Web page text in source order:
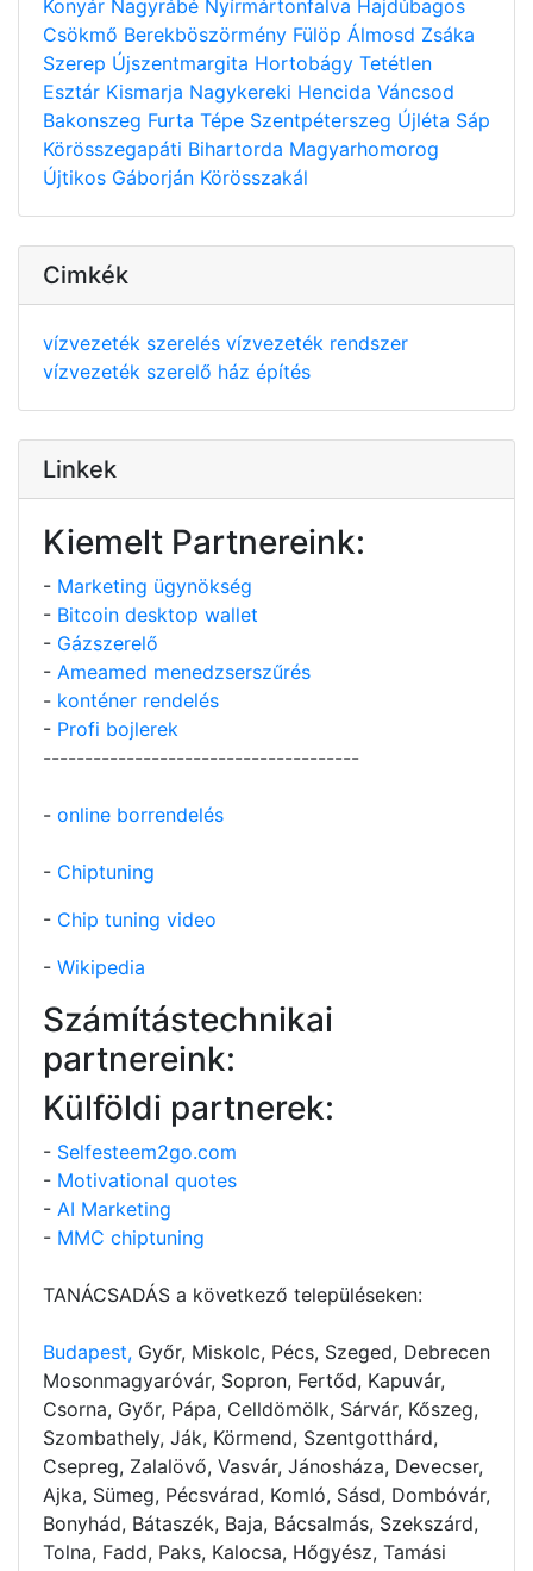
Konyár Nagyrábé Nyírmártonfalva Hajdúbagos
Csökmő Berekböszörmény Fülöp Álmosd Zsáka
Szerep Újszentmargita Hortobágy Tetétlen
Esztár Kismarja Nagykereki Hencida Váncsod
Bakonszeg Furta Tépe Szentpéterszeg Újléta Sáp
Körösszegapáti Bihartorda Magyarhomorog
Újtikos Gáborján Körösszakál
Cimkék
vízvezeték szerelés vízvezeték rendszer
vízvezeték szerelő ház építés
Linkek
Kiemelt Partnereink:
- Marketing ügynökség
- Bitcoin desktop wallet
- Gázszerelő
- Ameamed menedzserszűrés
- konténer rendelés
- Profi bojlerek
--------------------------------------
- online borrendelés
- Chiptuning
- Chip tuning video
- Wikipedia
Számítástechnikai
partnereink:
Külföldi partnerek:
- Selfesteem2go.com
- Motivational quotes
- AI Marketing
- MMC chiptuning
TANÁCSADÁS a következő településeken:
Budapest, Győr, Miskolc, Pécs, Szeged, Debrecen
Mosonmagyaróvár, Sopron, Fertőd, Kapuvár,
Csorna, Győr, Pápa, Celldömölk, Sárvár, Kőszeg,
Szombathely, Ják, Körmend, Szentgotthárd,
Csepreg, Zalalövő, Vasvár, Jánosháza, Devecser,
Ajka, Sümeg, Pécsvárad, Komló, Sásd, Dombóvár,
Bonyhád, Bátaszék, Baja, Bácsalmás, Szekszárd,
Tolna, Fadd, Paks, Kalocsa, Hőgyész, Tamási